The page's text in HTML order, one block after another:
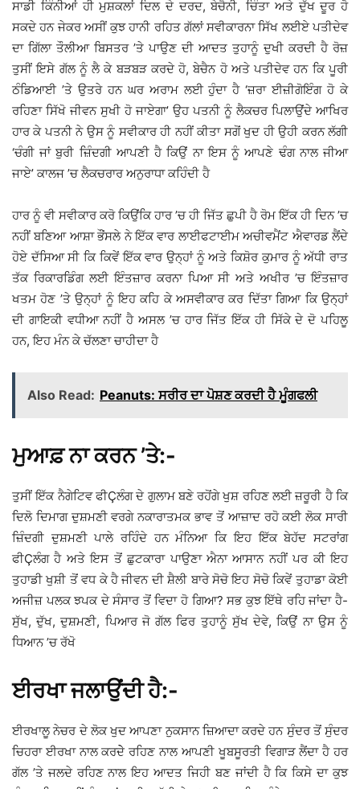
ਸਾਡੀ ਕਿੰਨੀਆਂ ਹੀ ਮੁਸ਼ਕਲਾਂ ਦਿਲ ਦੇ ਦਰਦ, ਬੇਚੈਨੀ, ਚਿੰਤਾ ਅਤੇ ਦੁੱਖ ਦੂਰ ਹੋ
ਸਕਦੇ ਹਨ ਜੇਕਰ ਅਸੀਂ ਕੁਝ ਹਾਨੀ ਰਹਿਤ ਗੱਲਾਂ ਸਵੀਕਾਰਨਾ ਸਿੱਖ ਲਈਏ ਪਤੀਦੇਵ
ਦਾ ਗਿੱਲਾ ਤੌਲੀਆ ਬਿਸਤਰ ’ਤੇ ਪਾਉਣ ਦੀ ਆਦਤ ਤੁਹਾਨੂੰ ਦੁਖੀ ਕਰਦੀ ਹੈ ਰੋਜ਼
ਤੁਸੀਂ ਇਸੇ ਗੱਲ ਨੂੰ ਲੈ ਕੇ ਬੜਬੜ ਕਰਦੇ ਹੋ, ਬੇਚੈਨ ਹੋ ਅਤੇ ਪਤੀਦੇਵ ਹਨ ਕਿ ਪੂਰੀ
ਠੰਡਿਆਈ ’ਤੇ ਉਤਰੇ ਹਨ ਘਰ ਅਰਾਮ ਲਈ ਹੁੰਦਾ ਹੈ ‘ਜ਼ਰਾ ਈਜ਼ੀਗੋਇੰਗ ਹੋ ਕੇ
ਰਹਿਣਾ ਸਿੱਖੋ ਜੀਵਨ ਸੁਖੀ ਹੋ ਜਾਏਗਾ’ ਉਹ ਪਤਨੀ ਨੂੰ ਲੈਕਚਰ ਪਿਲਾਉਂਦੇ ਆਖਿਰ
ਹਾਰ ਕੇ ਪਤਨੀ ਨੇ ਉਸ ਨੂੰ ਸਵੀਕਾਰ ਹੀ ਨਹੀਂ ਕੀਤਾ ਸਗੋਂ ਖੁਦ ਹੀ ਉਹੀ ਕਰਨ ਲੱਗੀ
‘ਚੰਗੀ ਜਾਂ ਬੁਰੀ ਜ਼ਿੰਦਗੀ ਆਪਣੀ ਹੈ ਕਿਉਂ ਨਾ ਇਸ ਨੂੰ ਆਪਣੇ ਢੰਗ ਨਾਲ ਜੀਆ
ਜਾਏ’ ਕਾਲਜ ’ਚ ਲੈਕਚਰਾਰ ਅਨੁਰਾਧਾ ਕਹਿੰਦੀ ਹੈ
ਹਾਰ ਨੂੰ ਵੀ ਸਵੀਕਾਰ ਕਰੋ ਕਿਉਂਕਿ ਹਾਰ ’ਚ ਹੀ ਜਿੱਤ ਛੁਪੀ ਹੈ ਰੋਮ ਇੱਕ ਹੀ ਦਿਨ ’ਚ
ਨਹੀਂ ਬਣਿਆ ਆਸ਼ਾ ਭੌਂਸਲੇ ਨੇ ਇੱਕ ਵਾਰ ਲਾਈਫਟਾਈਮ ਅਚੀਵਮੈਂਟ ਐਵਾਰਡ ਲੈਂਦੇ
ਹੋਏ ਦੱਸਿਆ ਸੀ ਕਿ ਕਿਵੇਂ ਇੱਕ ਵਾਰ ਉਨ੍ਹਾਂ ਨੂੰ ਅਤੇ ਕਿਸ਼ੋਰ ਕੁਮਾਰ ਨੂੰ ਅੱਧੀ ਰਾਤ
ਤੱਕ ਰਿਕਾਰਡਿੰਗ ਲਈ ਇੰਤਜ਼ਾਰ ਕਰਨਾ ਪਿਆ ਸੀ ਅਤੇ ਅਖੀਰ ’ਚ ਇੰਤਜ਼ਾਰ
ਖਤਮ ਹੋਣ ’ਤੇ ਉਨ੍ਹਾਂ ਨੂੰ ਇਹ ਕਹਿ ਕੇ ਅਸਵੀਕਾਰ ਕਰ ਦਿੱਤਾ ਗਿਆ ਕਿ ਉਨ੍ਹਾਂ
ਦੀ ਗਾਇਕੀ ਵਧੀਆ ਨਹੀਂ ਹੈ ਅਸਲ ’ਚ ਹਾਰ ਜਿੱਤ ਇੱਕ ਹੀ ਸਿੱਕੇ ਦੇ ਦੋ ਪਹਿਲੂ
ਹਨ, ਇਹ ਮੰਨ ਕੇ ਚੱਲਣਾ ਚਾਹੀਦਾ ਹੈ
Also Read: Peanuts: ਸਰੀਰ ਦਾ ਪੋਸ਼ਣ ਕਰਦੀ ਹੈ ਮੂੰਗਫਲੀ
ਮੁਆਫ਼ ਨਾ ਕਰਨ ’ਤੇ:-
ਤੁਸੀਂ ਇੱਕ ਨੈਗੇਟਿਵ ਫੀÇਲੰਗ ਦੇ ਗੁਲਾਮ ਬਣੇ ਰਹੋਂਗੇ ਖੁਸ਼ ਰਹਿਣ ਲਈ ਜ਼ਰੂਰੀ ਹੈ ਕਿ
ਦਿਲੋ ਦਿਮਾਗ ਦੁਸ਼ਮਣੀ ਵਰਗੇ ਨਕਾਰਾਤਮਕ ਭਾਵ ਤੋਂ ਆਜ਼ਾਦ ਰਹੋ ਕਈ ਲੋਕ ਸਾਰੀ
ਜ਼ਿੰਦਗੀ ਦੁਸ਼ਮਣੀ ਪਾਲੇ ਰਹਿੰਦੇ ਹਨ ਮੰਨਿਆ ਕਿ ਇਹ ਇੱਕ ਬੇਹੱਦ ਸਟਰਾਂਗ
ਫੀÇਲੰਗ ਹੈ ਅਤੇ ਇਸ ਤੋਂ ਛੁਟਕਾਰਾ ਪਾਉਣਾ ਐਨਾ ਆਸਾਨ ਨਹੀਂ ਪਰ ਕੀ ਇਹ
ਤੁਹਾਡੀ ਖੁਸ਼ੀ ਤੋਂ ਵਧ ਕੇ ਹੈ ਜੀਵਨ ਦੀ ਸ਼ੈਲੀ ਬਾਰੇ ਸੋਚੋ ਇਹ ਸੋਚੋ ਕਿਵੇਂ ਤੁਹਾਡਾ ਕੋਈ
ਅਜੀਜ਼ ਪਲਕ ਝਪਕ ਦੇ ਸੰਸਾਰ ਤੋਂ ਵਿਦਾ ਹੋ ਗਿਆ? ਸਭ ਕੁਝ ਇੱਥੇ ਰਹਿ ਜਾਂਦਾ ਹੈ-
ਸੁੱਖ, ਦੁੱਖ, ਦੁਸ਼ਮਣੀ, ਪਿਆਰ ਜੋ ਗੱਲ ਫਿਰ ਤੁਹਾਨੂੰ ਸੁੱਖ ਦੇਵੇ, ਕਿਉਂ ਨਾ ਉਸ ਨੂੰ
ਧਿਆਨ ’ਚ ਰੱਖੋ
ਈਰਖਾ ਜਲਾਉਂਦੀ ਹੈ:-
ਈਰਖਾਲੂ ਨੇਚਰ ਦੇ ਲੋਕ ਖੁਦ ਆਪਣਾ ਨੁਕਸਾਨ ਜ਼ਿਆਦਾ ਕਰਦੇ ਹਨ ਸੁੰਦਰ ਤੋਂ ਸੁੰਦਰ
ਚਿਹਰਾ ਈਰਖਾ ਨਾਲ ਕਰਦੇੇ ਰਹਿਣ ਨਾਲ ਆਪਣੀ ਖੂਬਸੂਰਤੀ ਵਿਗਾੜ ਲੈਂਦਾ ਹੈ ਹਰ
ਗੱਲ ’ਤੇ ਜਲਦੇ ਰਹਿਣ ਨਾਲ ਇਹ ਆਦਤ ਜਿਹੀ ਬਣ ਜਾਂਦੀ ਹੈ ਕਿ ਕਿਸੇ ਦਾ ਕੁਝ